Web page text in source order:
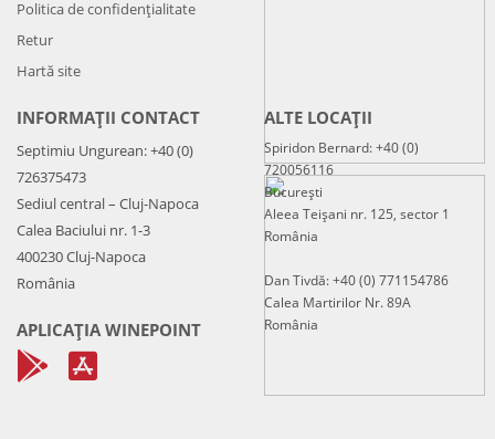
Politica de confidenţialitate
Retur
Hartă site
INFORMAȚII CONTACT
Septimiu Ungurean: +40 (0)
726375473
Sediul central – Cluj-Napoca
Calea Baciului nr. 1-3
400230 Cluj-Napoca
România
APLICAȚIA WINEPOINT
ALTE LOCAȚII
Spiridon Bernard: +40 (0)
720056116
București
Aleea Teișani nr. 125, sector 1
România
Dan Tivdă: +40 (0) 771154786
Calea Martirilor Nr. 89A
România